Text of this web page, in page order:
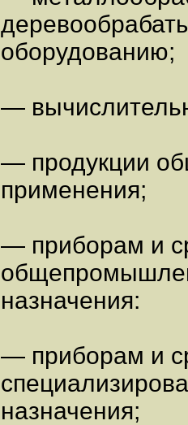
оборудованию;
—
— продукции
применения;
— приборам и
назначения:
— приборам и
назначения;